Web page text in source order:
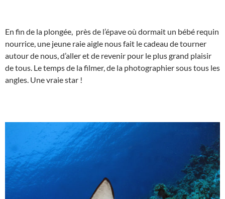
En fin de la plongée, près de l’épave où dormait un bébé requin
nourrice, une jeune raie aigle nous fait le cadeau de tourner
autour de nous, d’aller et de revenir pour le plus grand plaisir
de tous. Le temps de la filmer, de la photographier sous tous les
angles. Une vraie star !